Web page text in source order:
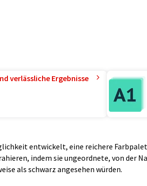
verlässliche Ergebnisse
entwickelt, eine reichere
indem sie ungeordnete, von der
als schwarz angesehen würden.